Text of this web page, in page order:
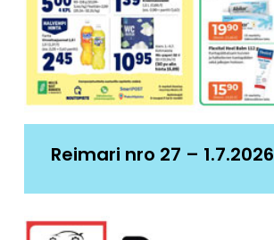
Reimari nro 27 – 1.7.2026